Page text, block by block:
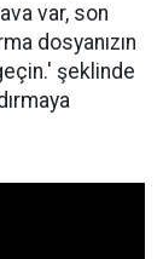
var, son
dosyanızın
şeklinde